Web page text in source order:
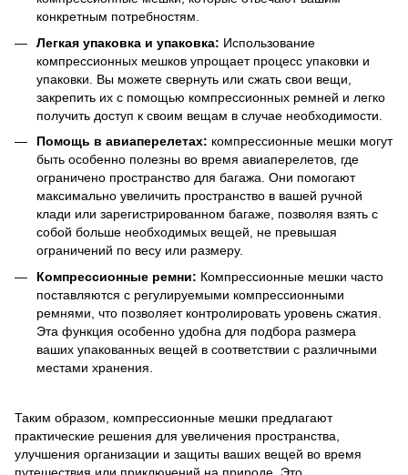
конкретным потребностям.
Легкая упаковка и упаковка: Использование
компрессионных мешков упрощает процесс упаковки и
упаковки. Вы можете свернуть или сжать свои вещи,
закрепить их с помощью компрессионных ремней и легко
получить доступ к своим вещам в случае необходимости.
Помощь в авиаперелетах: компрессионные мешки могут
быть особенно полезны во время авиаперелетов, где
ограничено пространство для багажа. Они помогают
максимально увеличить пространство в вашей ручной
клади или зарегистрированном багаже, позволяя взять с
собой больше необходимых вещей, не превышая
ограничений по весу или размеру.
Компрессионные ремни: Компрессионные мешки часто
поставляются с регулируемыми компрессионными
ремнями, что позволяет контролировать уровень сжатия.
Эта функция особенно удобна для подбора размера
ваших упакованных вещей в соответствии с различными
местами хранения.
Таким образом, компрессионные мешки предлагают
практические решения для увеличения пространства,
улучшения организации и защиты ваших вещей во время